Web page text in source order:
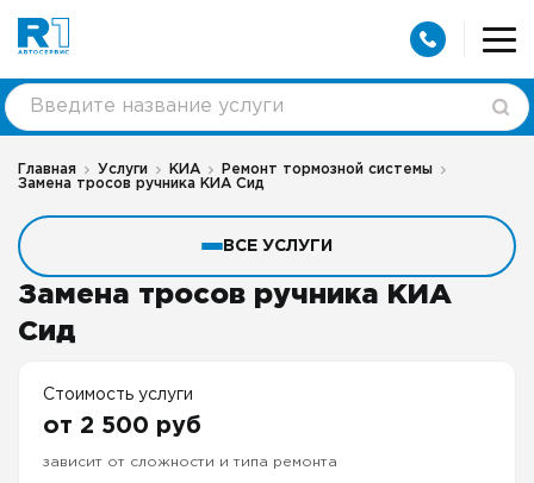
Главная Услуги КИА
Ремонт тормозной системы
Замена тросов ручника КИА Сид
ВСЕ УСЛУГИ
Замена тросов ручника КИА
Сид
Стоимость услуги
от 2 500 руб
зависит от сложности и типа ремонта